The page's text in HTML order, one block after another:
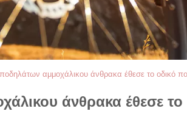
αμμοχάλικου άνθρακα έθεσε το οδικό
άνθρακα έθεσε